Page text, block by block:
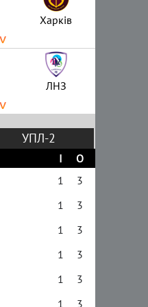
Харків
ЛНЗ
УПЛ-2
І
О
1
3
1
3
1
3
1
3
1
3
1
3